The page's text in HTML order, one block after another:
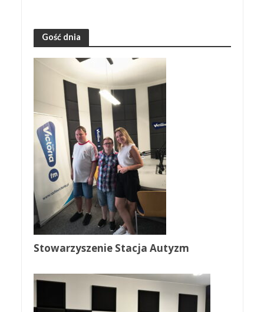
Gość dnia
Stowarzyszenie Stacja Autyzm